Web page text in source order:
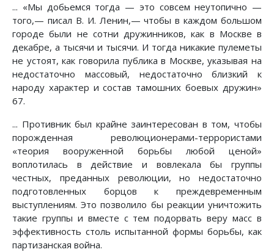
... «Мы добьемся тогда — это совсем неутопично —
того,— писал В. И. Ленин,— чтобы в каждом большом
городе были не сотни дружинников, как в Москве в
декабре, а тысячи и тысячи. И тогда никакие пулеметы
не устоят, как говорила публика в Москве, указывая на
недостаточно массовый, недостаточно близкий к
народу характер и состав тамошних боевых дружин»
67.
... Противник был крайне заинтересован в том, чтобы
порожденная революционерами-террористами
«теория вооруженной борьбы любой ценой»
воплотилась в действие и вовлекала бы группы
честных, преданных революции, но недостаточно
подготовленных борцов к преждевременным
выступлениям. Это позволило бы реакции уничтожить
такие группы и вместе с тем подорвать веру масс в
эффективность столь испытанной формы борьбы, как
партизанская война.